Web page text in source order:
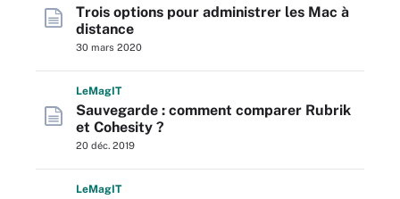
Trois options pour administrer les Mac à
distance
30 mars 2020
LeMagIT
Sauvegarde : comment comparer Rubrik
et Cohesity ?
20 déc. 2019
LeMagIT